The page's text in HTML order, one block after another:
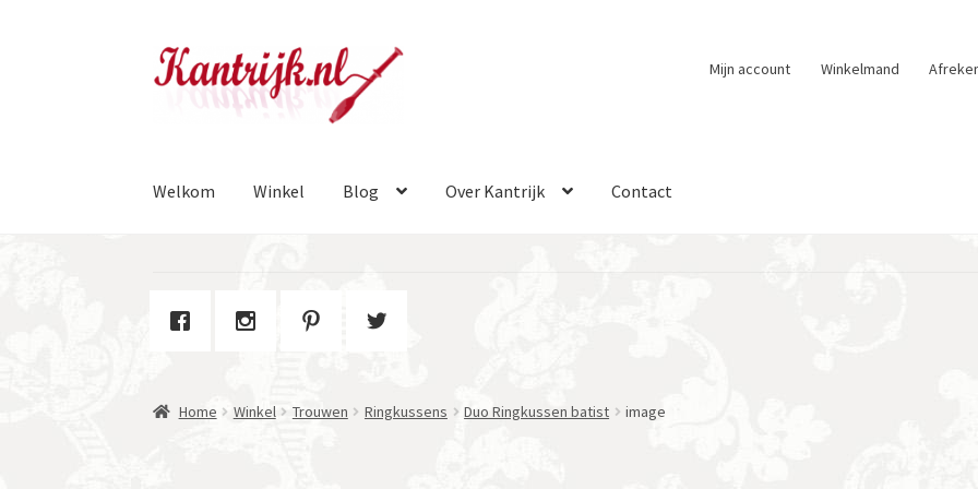
Ga
door
Ga
naar
Mijn account Winkelmand
Welkom Winkel Blog Over Kantrijk Contact
Home Winkel Trouwen Ringkussens Duo Ringkussen batist image